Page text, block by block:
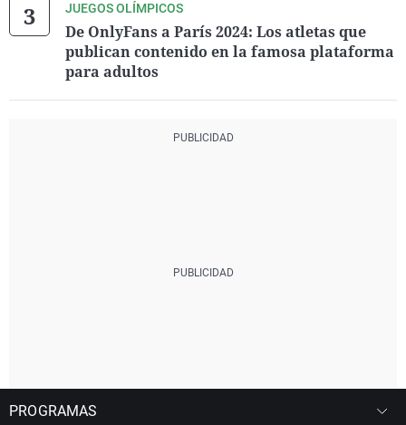
JUEGOS OLÍMPICOS
De OnlyFans a París 2024: Los atletas que
publican contenido en la famosa plataforma
para adultos
PROGRAMAS